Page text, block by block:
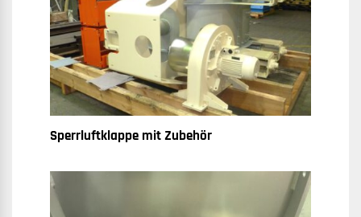
Sperrluftklappe mit Zubehör